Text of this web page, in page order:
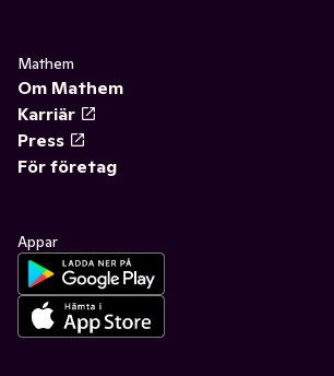
Mathem
Om Mathem
Karriär
Press
För företag
Appar